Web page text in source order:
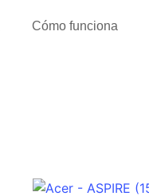
Cómo funciona